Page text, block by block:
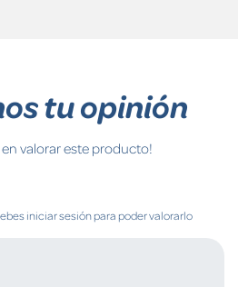
tu opinión
en valorar este producto!
iniciar sesión para poder valorarlo